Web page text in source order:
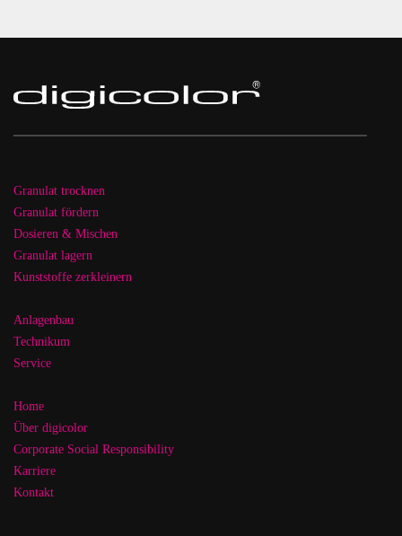
Granulat trocknen
Granulat fördern
Dosieren & Mischen
Granulat lagern
Kunststoffe zerkleinern
Anlagenbau
Technikum
Service
Home
Über digicolor
Corporate Social Responsibility
Karriere
Kontakt